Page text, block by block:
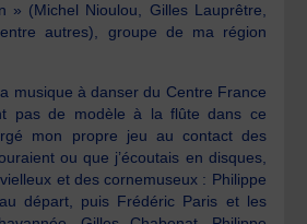
» (Michel Nioulou, Gilles Lauprêtre,
autres), groupe de ma région
musique à danser du Centre France
pas de modèle à la flûte dans ce
mon propre jeu au contact des
ou que j’écoutais en disques,
et des cornemuseux : Philippe
départ, puis Frédéric Paris et les